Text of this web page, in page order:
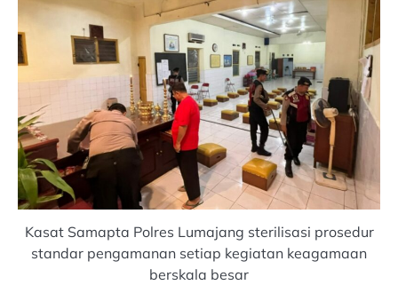
Kasat Samapta Polres Lumajang sterilisasi prosedur
standar pengamanan setiap kegiatan keagamaan
berskala besar